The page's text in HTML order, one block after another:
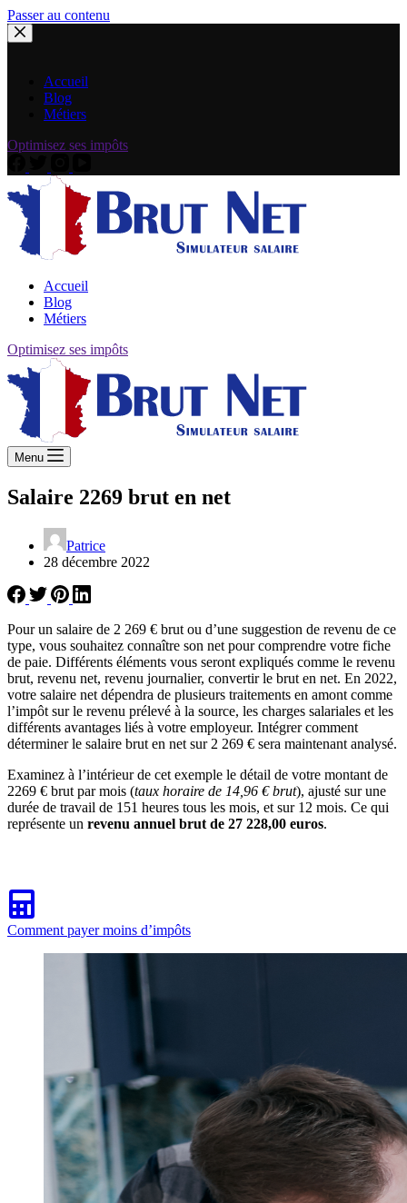
Passer au contenu
Accueil
Blog
Métiers
Optimisez ses impôts
Accueil
Blog
Métiers
Optimisez ses impôts
Menu
Salaire 2269 brut en net
Patrice
28 décembre 2022
Pour un salaire de 2 269 € brut ou d’une suggestion de revenu de ce
type, vous souhaitez connaître son net pour comprendre votre fiche
de paie. Différents éléments vous seront expliqués comme le revenu
brut, revenu net, revenu journalier, convertir le brut en net. En 2022,
votre salaire net dépendra de plusieurs traitements en amont comme
l’impôt sur le revenu prélevé à la source, les charges salariales et les
différents avantages liés à votre employeur. Intégrer comment
déterminer le salaire brut en net sur 2 269 € sera maintenant analysé.
Examinez à l’intérieur de cet exemple le détail de votre montant de
2269 € brut par mois (taux horaire de 14,96 € brut), ajusté sur une
durée de travail de 151 heures tous les mois, et sur 12 mois. Ce qui
représente un revenu annuel brut de 27 228,00 euros.
Comment payer moins d’impôts